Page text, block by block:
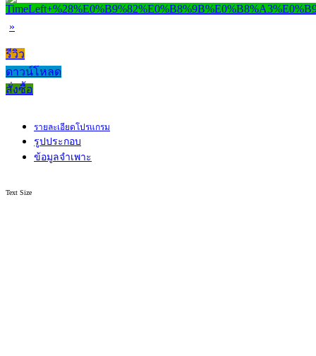
»
รีวิว
ดาวน์โหลด
สั่งซื้อ
รายละเอียดโปรแกรม
รูปประกอบ
ข้อมูลจำเพาะ
Text Size